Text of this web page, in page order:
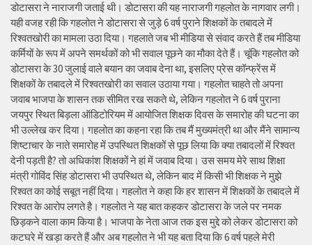
डोटासरा ने नाराजगी जताई थी। डोटासरा की यह नाराजगी गहलोत के नागवार लगी।
यही वजह रही कि गहलोत ने डोटासरा से जुड़े 6 वर्ष पुराने शिक्षकों के तबादले में
रिश्वतखोरी का मामला उठा दिया। गहलाते जब भी मीडिया से संवाद करते हैं तब मीडिया
कर्मियों के रूप में अपने समर्थकों को भी सवाल पूछने का मौका देते हैं। चूंकि गहलोत को
डोटासरा के 30 जुलाई वाले बयान का जवाब देना था, इसलिए प्रेस कॉन्फ्रेंस में
शिक्षकों के तबादले में रिश्वतखोरी का सवाल उठाया गया। गहलोत चाहते तो अपना
जवाब भाजपा के शासन तक सीमित रख सकते थे, लेकिन गहलोत ने 6 वर्ष पुराना
जयपुर स्थित बिड़ला ऑडिटोरियम में आयोजित शिक्षक दिवस के समारोह की घटना का
भी उल्लेख कर दिया। गहलोत का कहना रहा कि तब मैं मुख्यमंत्री था और मैंने सामान्य
शिष्टाचार के नाते समारोह में उपस्थित शिक्षकों से पूछ लिया कि क्या तबादलों में रिश्वत
देनी पड़ती है? तो अधिकांश शिक्षकों ने हां में जवाब दिया। उस समय मेरे साथ शिक्षा
मंत्री गोविंद सिंह डोटासरा भी उपस्थित थे, लेकिन बाद में किसी भी शिक्षक ने मुझे
रिश्वत का कोई सबूत नहीं दिया। गहलोत ने कहा कि हर शासन में शिक्षकों के तबादले में
रिश्वत के आरोप लगते है। गहलोत ने यह बात कहकर डोटासरा के जले पर नमक
छिड़कने वाला काम किया है। भाजपा के नेता आज तक इस मुद्दे को लेकर डोटासरा को
कटघरे में खड़ा करते हैं और अब गहलोत ने भी यह बता दिया कि 6 वर्ष पहले मेरी